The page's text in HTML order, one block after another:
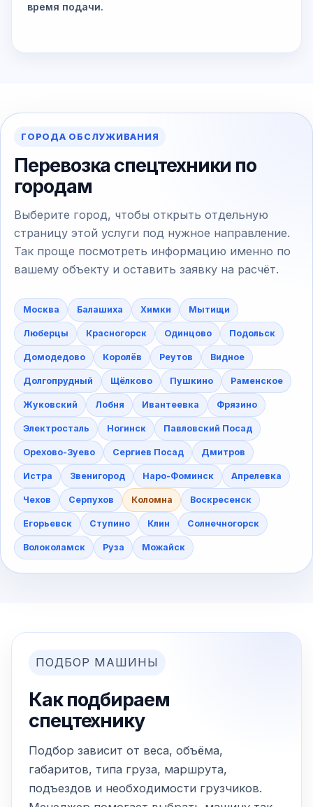
время подачи.
ГОРОДА ОБСЛУЖИВАНИЯ
Перевозка спецтехники по
городам
Выберите город, чтобы открыть отдельную
страницу этой услуги под нужное направление.
Так проще посмотреть информацию именно по
вашему объекту и оставить заявку на расчёт.
Москва Балашиха Химки Мытищи
Люберцы Красногорск Одинцово Подольск
Домодедово Королёв Реутов Видное
Долгопрудный Щёлково Пушкино Раменское
Жуковский Лобня Ивантеевка Фрязино
Электросталь Ногинск Павловский Посад
Орехово-Зуево Сергиев Посад Дмитров
Истра Звенигород Наро-Фоминск Апрелевка
Чехов Серпухов Коломна Воскресенск
Егорьевск Ступино Клин Солнечногорск
Волоколамск Руза Можайск
ПОДБОР МАШИНЫ
Как подбираем
спецтехнику
Подбор зависит от веса, объёма,
габаритов, типа груза, маршрута,
подъездов и необходимости грузчиков.